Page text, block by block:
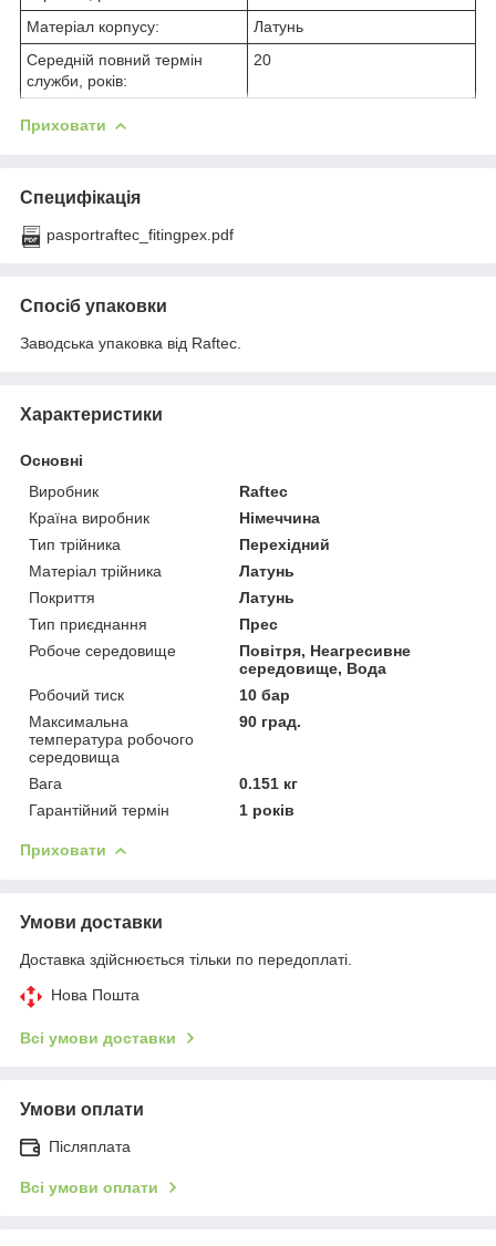
Матеріал корпусу:
Латунь
Середній повний термін
служби, років:
20
Приховати
Специфікація
pasportraftec_fitingpex.pdf
Спосіб упаковки
Заводська упаковка від Raftec.
Характеристики
Основні
Виробник
Raftec
Країна виробник
Німеччина
Тип трійника
Перехідний
Матеріал трійника
Латунь
Покриття
Латунь
Тип приєднання
Прес
Робоче середовище
Повітря, Неагресивне
середовище, Вода
Робочий тиск
10 бар
Максимальна
температура робочого
середовища
90 град.
Вага
0.151 кг
Гарантійний термін
1 років
Приховати
Умови доставки
Доставка здійснюється тільки по передоплаті.
Нова Пошта
Всі умови доставки
Умови оплати
Післяплата
Всі умови оплати